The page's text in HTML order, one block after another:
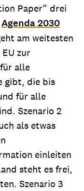
Paper“ drei
Agenda 2030
am weitesten
zur
alle
gibt, die bis
für alle
Szenario 2
als etwas
einleiten
steht es frei,
Szenario 3